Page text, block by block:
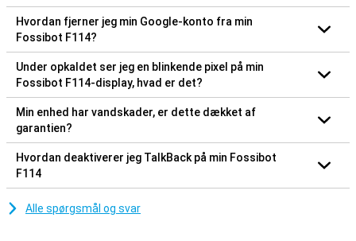
Hvordan fjerner jeg min Google-konto fra min
Fossibot F114?
Under opkaldet ser jeg en blinkende pixel på min
Fossibot F114-display, hvad er det?
Min enhed har vandskader, er dette dækket af
garantien?
Hvordan deaktiverer jeg TalkBack på min Fossibot
F114
Alle spørgsmål og svar